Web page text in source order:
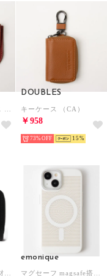
DOUBLES
キーケース （CA）
￥958
73% 15
emonique